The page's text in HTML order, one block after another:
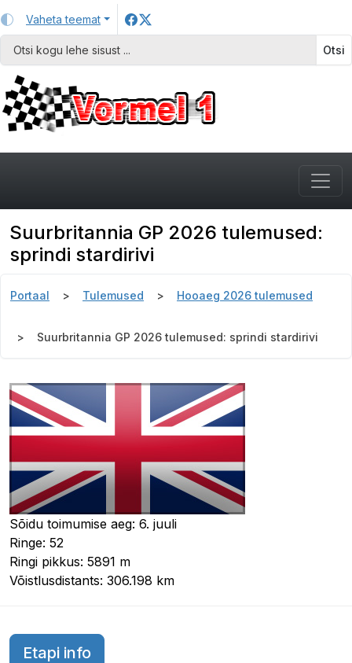
Vaheta teemat
Otsi
Suurbritannia GP 2026 tulemused:
sprindi stardirivi
Portaal Tulemused Hooaeg 2026 tulemused
Suurbritannia GP 2026 tulemused: sprindi stardirivi
Sõidu toimumise aeg: 6. juuli
Ringe: 52
Ringi pikkus: 5891 m
Võistlusdistants: 306.198 km
Etapi infoSuurbritannia GP 2026